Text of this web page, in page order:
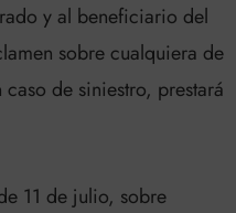
y al beneficiario del
sobre cualquiera de
de siniestro, prestará
11 de julio, sobre